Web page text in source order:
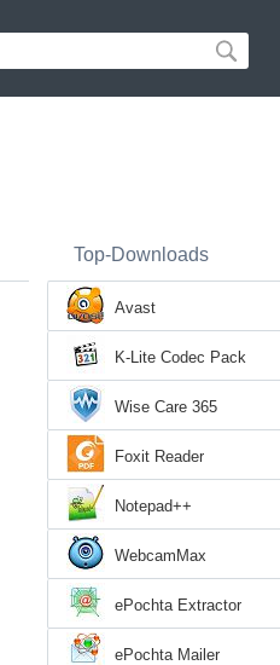
Top-Downloads
Avast
K-Lite Codec Pack
Wise Care 365
Foxit Reader
Notepad++
WebcamMax
ePochta Extractor
ePochta Mailer